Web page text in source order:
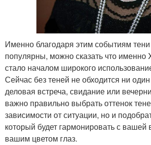
Именно благодаря этим событиям
популярны, можно сказать что именно
стало началом широкого
Сейчас без теней не обходится ни
деловая встреча, свидание или
важно правильно выбрать оттенок
зависимости от ситуации, но и
который будет гармонировать с
вашим цветом глаз.